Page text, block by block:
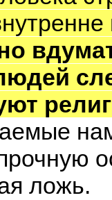
ложь.